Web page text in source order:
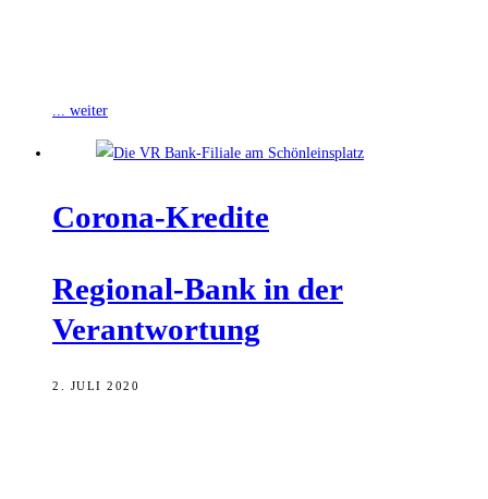
... weiter
Coro­na-Kre­di­te
Regio­nal-Bank in der
Verantwortung
2. JULI 2020